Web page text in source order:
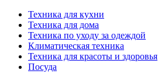
Техника для кухни
Техника для дома
Техника по уходу за одеждой
Климатическая техника
Техника для красоты и здоровья
Посуда